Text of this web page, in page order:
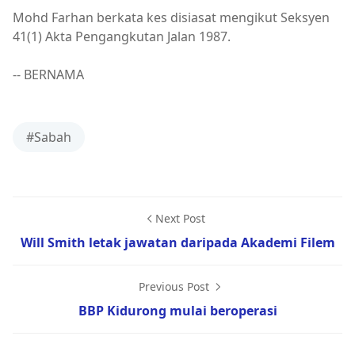
Mohd Farhan berkata kes disiasat mengikut Seksyen
41(1) Akta Pengangkutan Jalan 1987.
-- BERNAMA
#Sabah
Next Post
Will Smith letak jawatan daripada Akademi Filem
Previous Post
BBP Kidurong mulai beroperasi